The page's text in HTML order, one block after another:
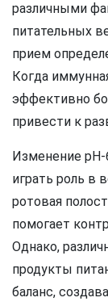
различными
питательных
прием
Когда
эффективно
привести к
Изменение рН-
играть роль в
ротовая
помогает
Однако,
продукты
баланс,